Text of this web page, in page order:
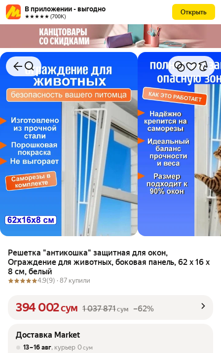
В приложении - выгодно
★★★★★ (700К)
Открыть
Решетка "антикошка" защитная для окон,
Ограждение для животных, боковая панель, 62 х 16 х
8 см, белый
4.9(9) · 87 купили
394 002сум 1 037 871сум –62%
Доставка Market
13 – 16 авг, курьер 0 сум